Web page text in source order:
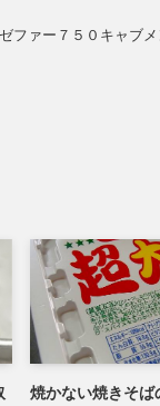
ゼファー７５０キャブメ
焼かない焼きそば